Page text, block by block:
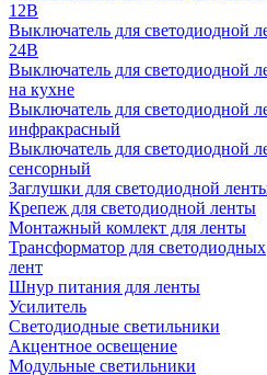
12В
Выключатель для светодиодной
24В
Выключатель для светодиодной
на кухне
Выключатель для светодиодной
инфракрасный
Выключатель для светодиодной
сенсорный
Заглушки для светодиодной
Крепеж для светодиодной ленты
Монтажный комлект для ленты
Трансформатор для светодиодных
лент
Шнур питания для ленты
Усилитель
Светодиодные светильники
Акцентное освещение
Модульные светильники